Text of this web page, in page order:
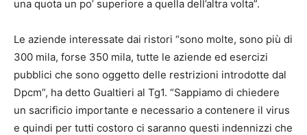
una quota un po’ superiore a quella dell’altra volta”.
Le aziende interessate dai ristori “sono molte, sono più di
300 mila, forse 350 mila, tutte le aziende ed esercizi
pubblici che sono oggetto delle restrizioni introdotte dal
Dpcm”, ha detto Gualtieri al Tg1. “Sappiamo di chiedere
un sacrificio importante e necessario a contenere il virus
e quindi per tutti costoro ci saranno questi indennizzi che